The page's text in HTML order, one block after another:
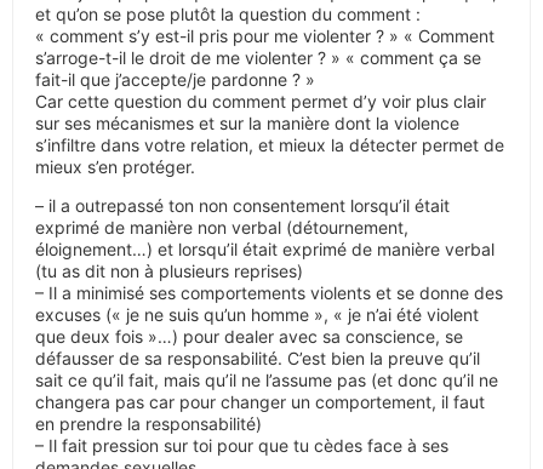
et qu’on se pose plutôt la question du comment :
« comment s’y est-il pris pour me violenter ? » « Comment
s’arroge-t-il le droit de me violenter ? » « comment ça se
fait-il que j’accepte/je pardonne ? »
Car cette question du comment permet d’y voir plus clair
sur ses mécanismes et sur la manière dont la violence
s’infiltre dans votre relation, et mieux la détecter permet de
mieux s’en protéger.
– il a outrepassé ton non consentement lorsqu’il était
exprimé de manière non verbal (détournement,
éloignement…) et lorsqu’il était exprimé de manière verbal
(tu as dit non à plusieurs reprises)
– Il a minimisé ses comportements violents et se donne des
excuses (« je ne suis qu’un homme », « je n’ai été violent
que deux fois »…) pour dealer avec sa conscience, se
défausser de sa responsabilité. C’est bien la preuve qu’il
sait ce qu’il fait, mais qu’il ne l’assume pas (et donc qu’il ne
changera pas car pour changer un comportement, il faut
en prendre la responsabilité)
– Il fait pression sur toi pour que tu cèdes face à ses